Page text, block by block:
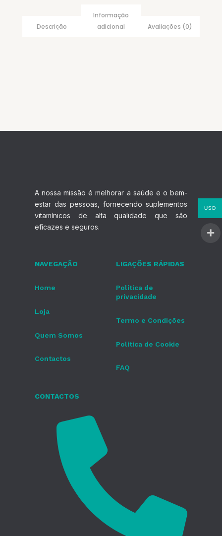
Descrição
Informação
adicional
Avaliações (0)
A nossa missão é melhorar a saúde e o bem-
estar das pessoas, fornecendo suplementos
vitamínicos de alta qualidade que são
eficazes e seguros.
NAVEGAÇÃO
Home
Loja
Quem Somos
Contactos
LIGAÇÕES RÁPIDAS
Política de
privacidade
Termo e Condições
Política de Cookie
FAQ
CONTACTOS
USD